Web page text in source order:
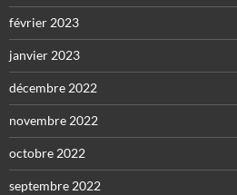
février 2023
janvier 2023
décembre 2022
novembre 2022
octobre 2022
septembre 2022